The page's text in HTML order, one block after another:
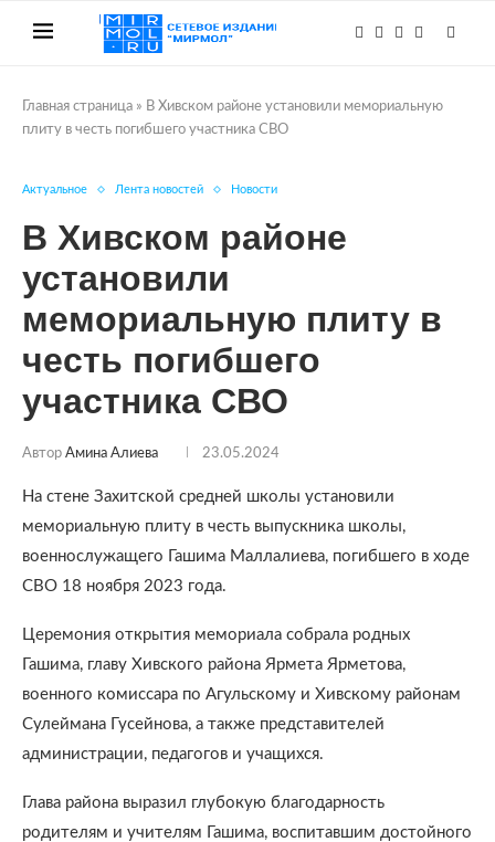
Главная страница » В Хивском районе установили мемориальную
плиту в честь погибшего участника СВО
Актуальное Лента новостей Новости
В Хивском районе
установили
мемориальную плиту в
честь погибшего
участника СВО
Автор Амина Алиева 23.05.2024
На стене Захитской средней школы установили
мемориальную плиту в честь выпускника школы,
военнослужащего Гашима Маллалиева, погибшего в ходе
СВО 18 ноября 2023 года.
Церемония открытия мемориала собрала родных
Гашима, главу Хивского района Ярмета Ярметова,
военного комиссара по Агульскому и Хивскому районам
Сулеймана Гусейнова, а также представителей
администрации, педагогов и учащихся.
Глава района выразил глубокую благодарность
родителям и учителям Гашима, воспитавшим достойного